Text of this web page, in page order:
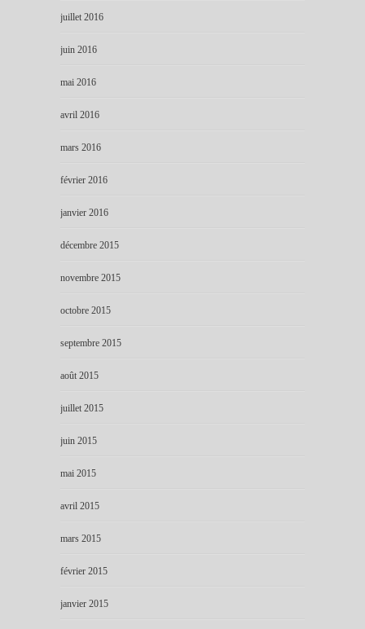
juillet 2016
juin 2016
mai 2016
avril 2016
mars 2016
février 2016
janvier 2016
décembre 2015
novembre 2015
octobre 2015
septembre 2015
août 2015
juillet 2015
juin 2015
mai 2015
avril 2015
mars 2015
février 2015
janvier 2015